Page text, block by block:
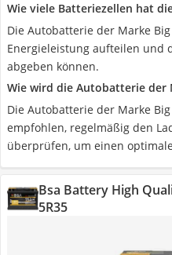
Wie viele Batteriezellen hat
Die Autobatterie der Marke
Energieleistung aufteilen und
abgeben können.
Wie wird die Autobatterie der
Die Autobatterie der Marke
empfohlen, regelmäßig den
überprüfen, um einen
Bsa Battery High
5R35